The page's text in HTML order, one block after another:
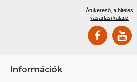
Árukereső, a hiteles
vásárlási kalauz
Információk